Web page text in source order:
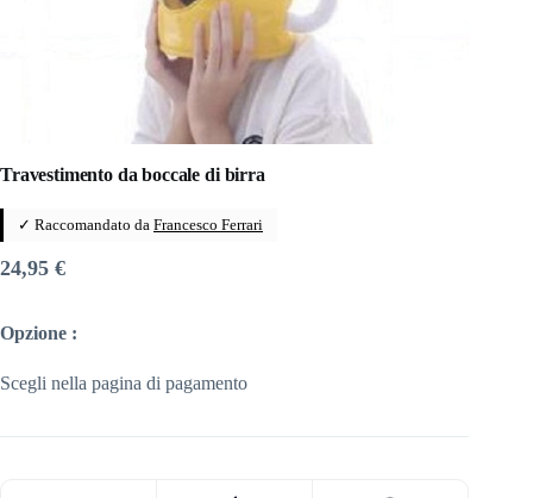
Travestimento da boccale di birra
✓ Raccomandato da Francesco Ferrari
24,95 €
Opzione :
Scegli nella pagina di pagamento